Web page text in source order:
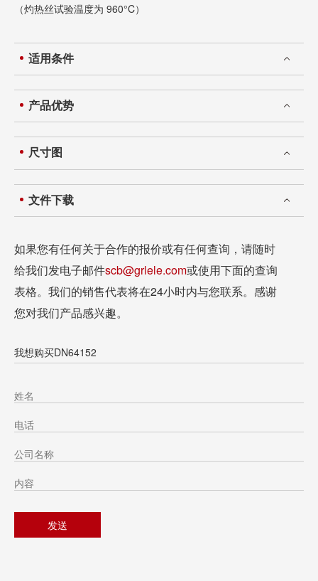
（灼热丝试验温度为 960°C）
适用条件
产品优势
尺寸图
文件下载
如果您有任何关于合作的报价或有任何查询，请随时
给我们发电子邮件scb@grlele.com或使用下面的查询
表格。我们的销售代表将在24小时内与您联系。感谢
您对我们产品感兴趣。
我想购买DN64152